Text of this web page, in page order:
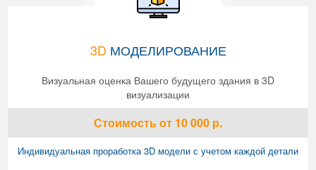
3D МОДЕЛИРОВАНИЕ
Визуальная оценка Вашего будущего здания в 3D
визуализации
Стоимостьот 10 000 р.
Индивидуальная проработка 3D модели с учетом каждой детали